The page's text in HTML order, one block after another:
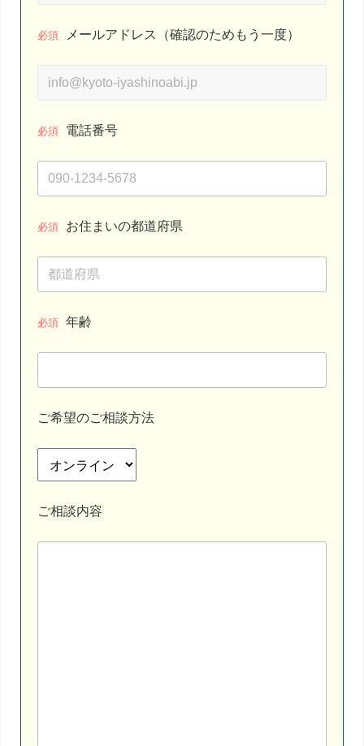
必須 メールアドレス（確認のためもう一度）
必須 電話番号
必須 お住まいの都道府県
必須 年齢
ご希望のご相談方法
ご相談内容